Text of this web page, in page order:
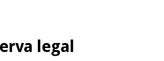
legal